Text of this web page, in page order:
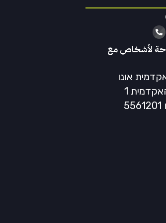
لأشخاص مع
אונו
1